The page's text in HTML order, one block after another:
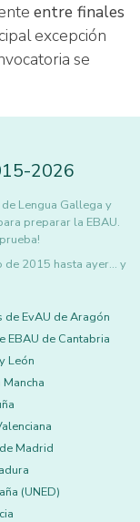
entre finales
excepción
se
-2026
Lengua Gallega y
preparar la EBAU.
2015 hasta ayer... y
de EvAU de Aragón
EBAU de Cantabria
León
Madrid
(UNED)